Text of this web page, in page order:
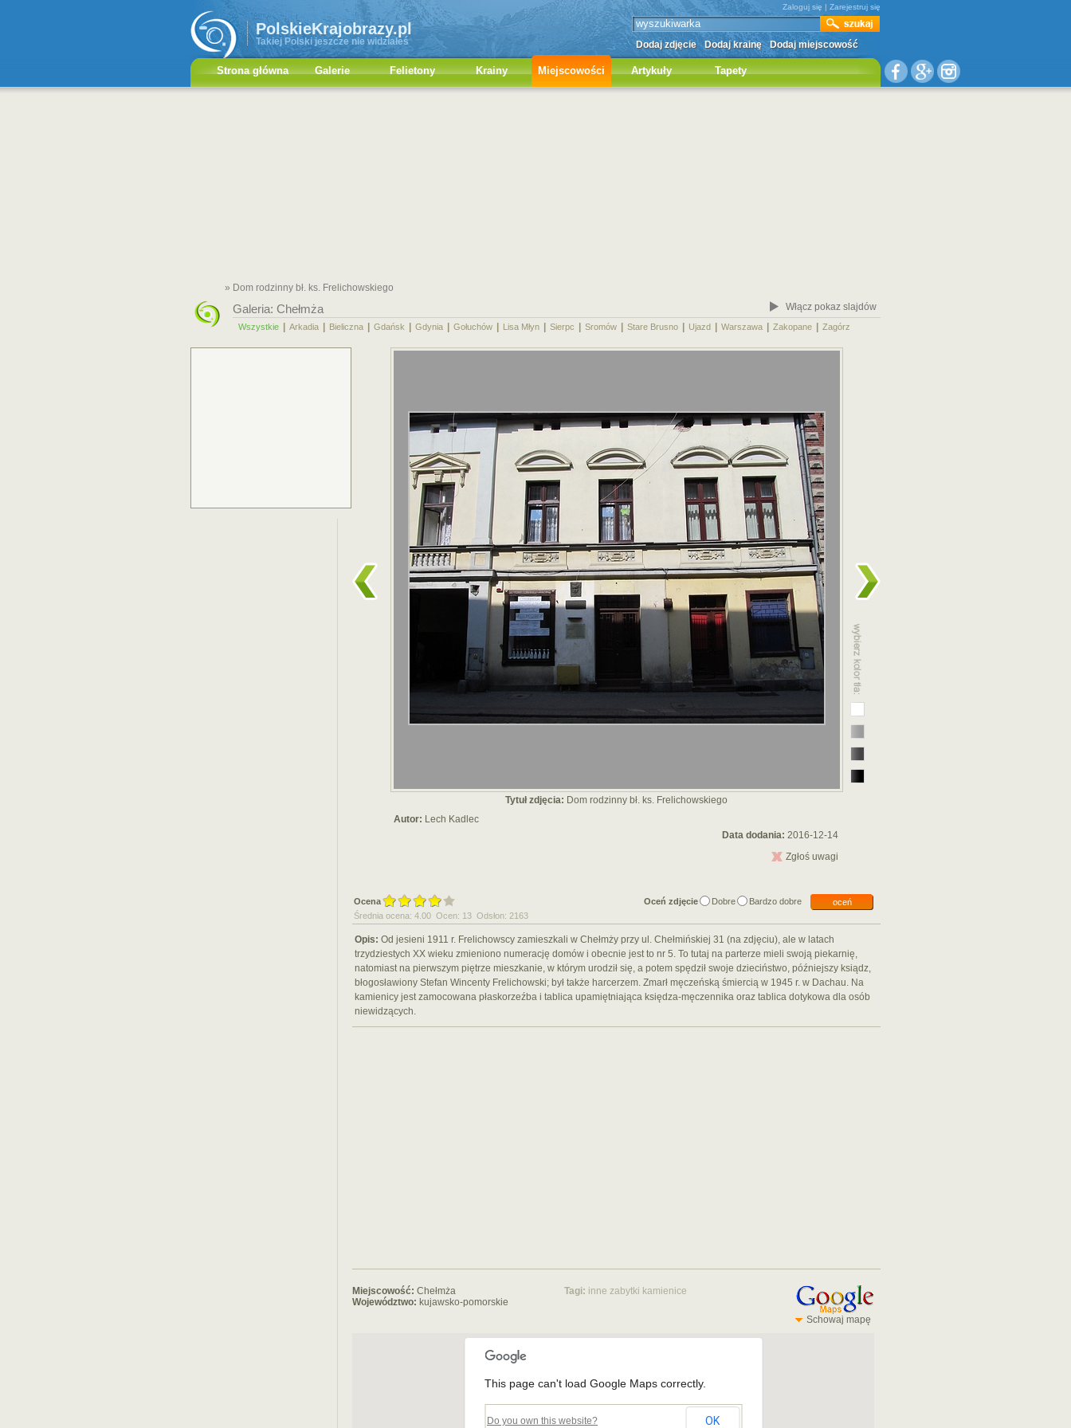
PolskieKrajobrazy.pl
Takiej Polski jeszcze nie widziałeś
Zaloguj się | Zarejestruj się
Dodaj zdjęcie Dodaj krainę Dodaj miejscowość
Strona główna Galerie Felietony Krainy Miejscowości Artykuły Tapety
» Dom rodzinny bł. ks. Frelichowskiego
Galeria: Chełmża Włącz pokaz slajdów
Wszystkie Arkadia Bieliczna Gdańsk Gdynia Gołuchów Lisa Młyn Sierpc Sromów Stare Brusno Ujazd Warszawa Zakopane Zagórz
Tytuł zdjęcia: Dom rodzinny bł. ks. Frelichowskiego
Autor: Lech Kadlec
Data dodania: 2016-12-14
Zgłoś uwagi
Ocena Oceń zdjęcie Dobre Bardzo dobre
oceń
Średnia ocena: 4.00 Ocen: 13 Odsłon: 2163
Opis: Od jesieni 1911 r. Frelichowscy zamieszkali w Chełmży przy ul. Chełmińskiej 31 (na zdjęciu), ale w latach
trzydziestych XX wieku zmieniono numerację domów i obecnie jest to nr 5. To tutaj na parterze mieli swoją piekarnię,
natomiast na pierwszym piętrze mieszkanie, w którym urodził się, a potem spędził swoje dzieciństwo, późniejszy ksiądz,
błogosławiony Stefan Wincenty Frelichowski; był także harcerzem. Zmarł męczeńską śmiercią w 1945 r. w Dachau. Na
kamienicy jest zamocowana płaskorzeźba i tablica upamiętniająca księdza-męczennika oraz tablica dotykowa dla osób
niewidzących.
Miejscowość: Chełmża
Województwo: kujawsko-pomorskie
Tagi: inne zabytki kamienice
Schowaj mapę
This page can't load Google Maps correctly.
Do you own this website? OK